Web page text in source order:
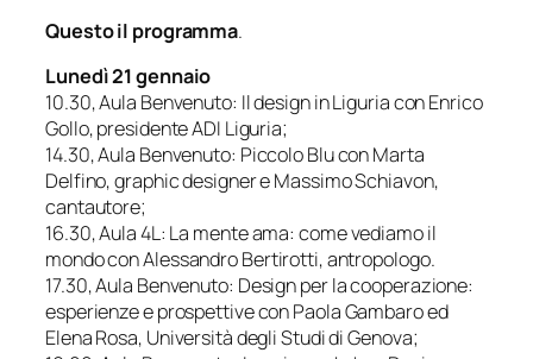
Questo il programma.
Lunedì 21 gennaio
10.30, Aula Benvenuto: Il design in Liguriacon Enrico
Gollo, presidente ADI Liguria;
14.30, Aula Benvenuto: Piccolo Blucon Marta
Delfino, graphic designer e Massimo Schiavon,
cantautore;
16.30, Aula 4L: La mente ama: come vediamo il
mondocon Alessandro Bertirotti, antropologo.
17.30, Aula Benvenuto: Design per la cooperazione:
esperienze e prospettivecon Paola Gambaro ed
Elena Rosa, Università degli Studi di Genova;